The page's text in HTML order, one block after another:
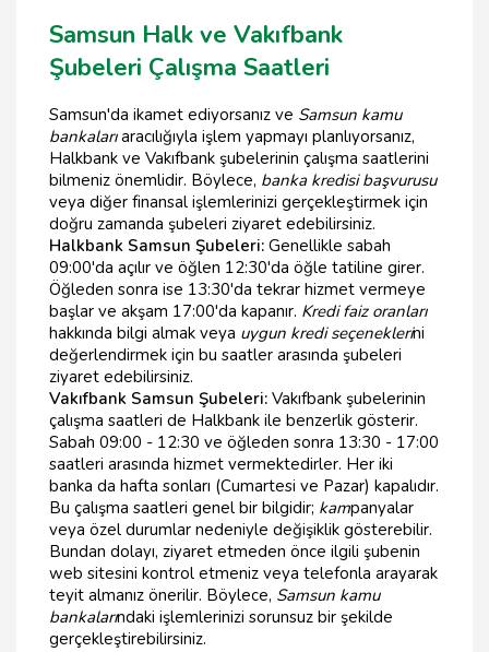
Samsun Halk ve Vakıfbank
Şubeleri Çalışma Saatleri
Samsun'da ikamet ediyorsanız ve Samsun kamu
bankalarıaracılığıyla işlem yapmayı planlıyorsanız,
Halkbank ve Vakıfbank şubelerinin çalışma saatlerini
bilmeniz önemlidir. Böylece, banka kredisi başvurusu
veya diğer finansal işlemlerinizi gerçekleştirmek için
doğru zamanda şubeleri ziyaret edebilirsiniz.
Halkbank Samsun Şubeleri: Genellikle sabah
09:00'da açılır ve öğlen 12:30'da öğle tatiline girer.
Öğleden sonra ise 13:30'da tekrar hizmet vermeye
başlar ve akşam 17:00'da kapanır. Kredi faiz oranları
hakkında bilgi almak veya uygun kredi seçeneklerini
değerlendirmek için bu saatler arasında şubeleri
ziyaret edebilirsiniz.
Vakıfbank Samsun Şubeleri: Vakıfbank şubelerinin
çalışma saatleri de Halkbank ile benzerlik gösterir.
Sabah 09:00 - 12:30 ve öğleden sonra 13:30 - 17:00
saatleri arasında hizmet vermektedirler. Her iki
banka da hafta sonları (Cumartesi ve Pazar) kapalıdır.
Bu çalışma saatleri genel bir bilgidir; kampanyalar
veya özel durumlar nedeniyle değişiklik gösterebilir.
Bundan dolayı, ziyaret etmeden önce ilgili şubenin
web sitesini kontrol etmeniz veya telefonla arayarak
teyit almanız önerilir. Böylece, Samsun kamu
bankalarındaki işlemlerinizi sorunsuz bir şekilde
gerçekleştirebilirsiniz.